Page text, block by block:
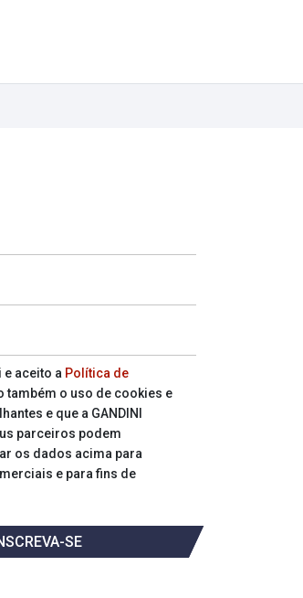
e aceito a Política de
também o uso de cookies e
e que a GANDINI
parceiros podem
os dados acima para
e para fins de
SE